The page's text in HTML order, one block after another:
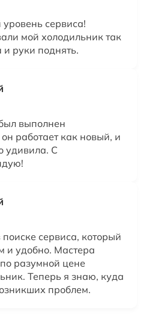
сервиса!
мой холодильник так
и руки поднять.
выполнен
работает как новый, и
удивила. С
сервиса, который
и удобно. Мастера
разумной цене
Теперь я знаю, куда
проблем.